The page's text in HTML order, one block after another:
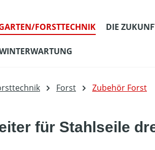
FORSTTECHNIK DIE
Forst Zubehör Forst
für Stahlseile